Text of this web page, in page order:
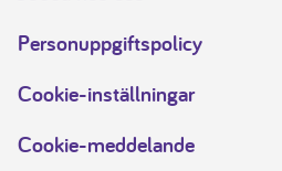
Personuppgiftspolicy
Cookie-inställningar
Cookie-meddelande